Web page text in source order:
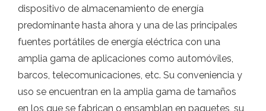
dispositivo de almacenamiento de energía
predominante hasta ahora y una de las principales
fuentes portátiles de energía eléctrica con una
amplia gama de aplicaciones como automóviles,
barcos, telecomunicaciones, etc. Su conveniencia y
uso se encuentran en la amplia gama de tamaños
en los que se fabrican o ensamblan en paquetes, su